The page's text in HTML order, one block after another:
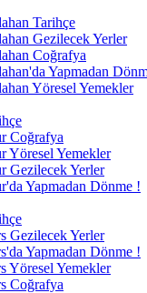
Tarihçe
Gezilecek Yerler
Coğrafya
Yapmadan
Yöresel Yemekler
Coğrafya
Yöresel Yemekler
Gezilecek Yerler
Yapmadan Dönme !
Gezilecek Yerler
Yapmadan Dönme !
Yöresel Yemekler
Coğrafya